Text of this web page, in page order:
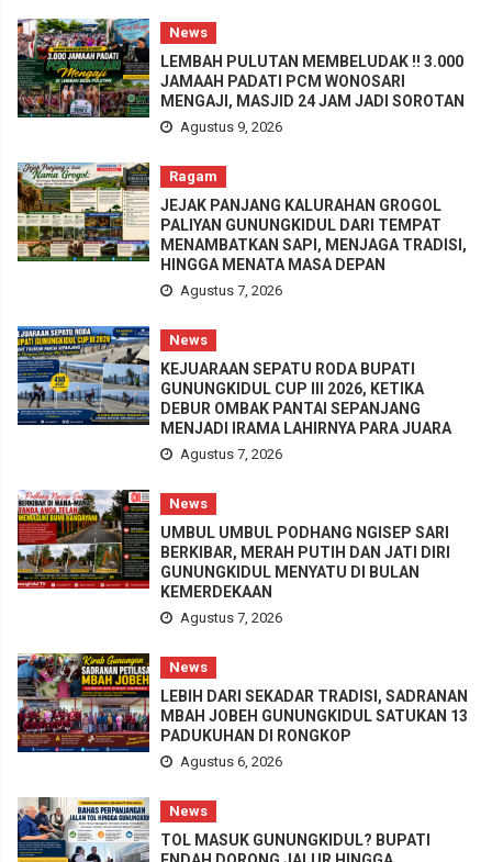
News
LEMBAH PULUTAN MEMBELUDAK !! 3.000
JAMAAH PADATI PCM WONOSARI
MENGAJI, MASJID 24 JAM JADI SOROTAN
Agustus 9, 2026
Ragam
JEJAK PANJANG KALURAHAN GROGOL
PALIYAN GUNUNGKIDUL DARI TEMPAT
MENAMBATKAN SAPI, MENJAGA TRADISI,
HINGGA MENATA MASA DEPAN
Agustus 7, 2026
News
KEJUARAAN SEPATU RODA BUPATI
GUNUNGKIDUL CUP III 2026, KETIKA
DEBUR OMBAK PANTAI SEPANJANG
MENJADI IRAMA LAHIRNYA PARA JUARA
Agustus 7, 2026
News
UMBUL UMBUL PODHANG NGISEP SARI
BERKIBAR, MERAH PUTIH DAN JATI DIRI
GUNUNGKIDUL MENYATU DI BULAN
KEMERDEKAAN
Agustus 7, 2026
News
LEBIH DARI SEKADAR TRADISI, SADRANAN
MBAH JOBEH GUNUNGKIDUL SATUKAN 13
PADUKUHAN DI RONGKOP
Agustus 6, 2026
News
TOL MASUK GUNUNGKIDUL? BUPATI